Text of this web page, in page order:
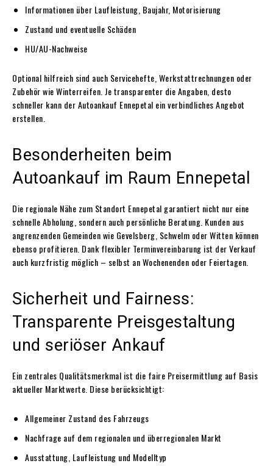
Informationen über Laufleistung, Baujahr, Motorisierung
Zustand und eventuelle Schäden
HU/AU-Nachweise
Optional hilfreich sind auch Servicehefte, Werkstattrechnungen oder
Zubehör wie Winterreifen. Je transparenter die Angaben, desto
schneller kann der Autoankauf Ennepetal ein verbindliches Angebot
erstellen.
Besonderheiten beim
Autoankauf im Raum Ennepetal
Die regionale Nähe zum Standort Ennepetal garantiert nicht nur eine
schnelle Abholung, sondern auch persönliche Beratung. Kunden aus
angrenzenden Gemeinden wie Gevelsberg, Schwelm oder Witten können
ebenso profitieren. Dank flexibler Terminvereinbarung ist der Verkauf
auch kurzfristig möglich – selbst an Wochenenden oder Feiertagen.
Sicherheit und Fairness:
Transparente Preisgestaltung
und seriöser Ankauf
Ein zentrales Qualitätsmerkmal ist die faire Preisermittlung auf Basis
aktueller Marktwerte. Diese berücksichtigt:
Allgemeiner Zustand des Fahrzeugs
Nachfrage auf dem regionalen und überregionalen Markt
Ausstattung, Laufleistung und Modelltyp